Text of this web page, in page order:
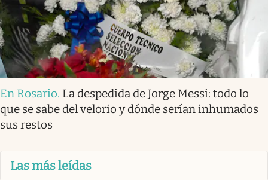
En Rosario. La despedida de Jorge Messi: todo lo
que se sabe del velorio y dónde serían inhumados
sus restos
Las más leídas